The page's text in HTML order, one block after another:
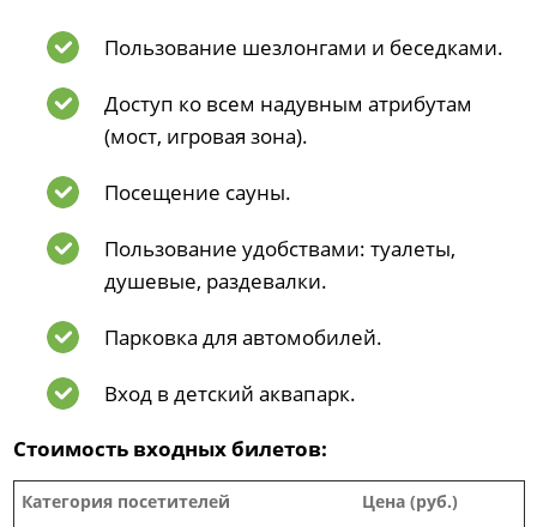
Пользование шезлонгами и беседками.
Доступ ко всем надувным атрибутам
(мост, игровая зона).
Посещение сауны.
Пользование удобствами: туалеты,
душевые, раздевалки.
Парковка для автомобилей.
Вход в детский аквапарк.
Стоимость входных билетов:
Категория посетителей
Цена (руб.)